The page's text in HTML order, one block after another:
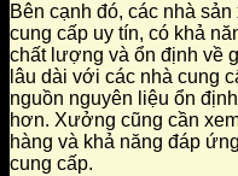
Bên cạnh đó, các nhà
cung cấp uy tín, có khả
chất lượng và ổn định về
lâu dài với các nhà cung
nguồn nguyên liệu ổn
hơn. Xưởng cũng cần
hàng và khả năng đáp
cung cấp.